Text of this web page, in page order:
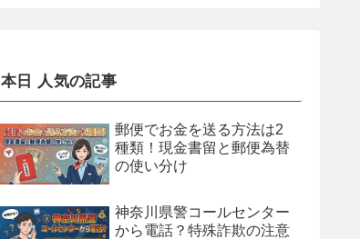
本日 人気の記事
郵便でお金を送る方法は2
種類！現金書留と郵便為替
の使い分け
神奈川県警コールセンター
から電話？特殊詐欺の注意